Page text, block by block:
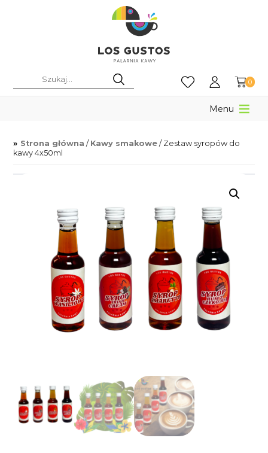
0
Menu
Strona główna / Kawy smakowe / Zestaw syropów do
kawy 4x50ml